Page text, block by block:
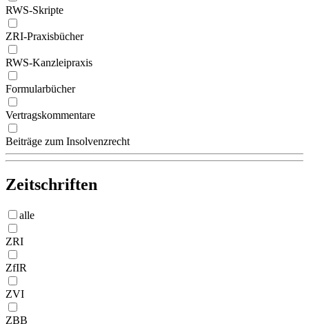
RWS-Skripte
ZRI-Praxisbücher
RWS-Kanzleipraxis
Formularbücher
Vertragskommentare
Beiträge zum Insolvenzrecht
Zeitschriften
alle
ZRI
ZfIR
ZVI
ZBB